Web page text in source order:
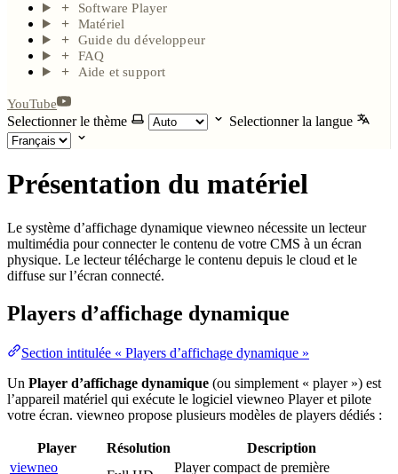
Software Player
Matériel
Guide du développeur
FAQ
Aide et support
YouTube
Selectionner le thème Selectionner la langue
Présentation du matériel
Le système d’affichage dynamique viewneo nécessite un lecteur
multimédia pour connecter le contenu de votre CMS à un écran
physique. Le lecteur télécharge le contenu depuis le cloud et le
diffuse sur l’écran connecté.
Players d’affichage dynamique
Section intitulée « Players d’affichage dynamique »
Un Player d’affichage dynamique (ou simplement « player ») est
l’appareil matériel qui exécute le logiciel viewneo Player et pilote
votre écran. viewneo propose plusieurs modèles de players dédiés :
Player Résolution
Description
viewneo
Player compact de première